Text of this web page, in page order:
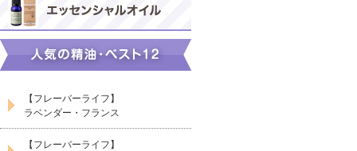
【フレーバーライフ】
ラベンダー・フランス
【フレーバーライフ】